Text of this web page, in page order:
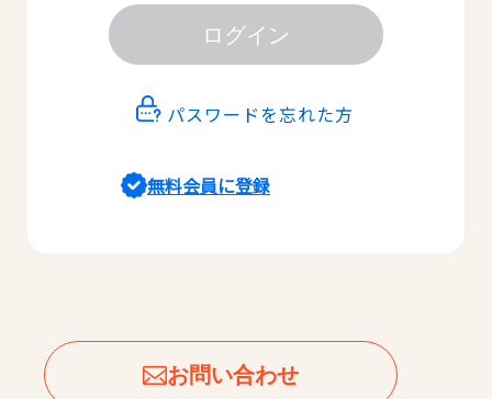
ログイン
パスワードを忘れた方
無料会員に登録
お問い合わせ